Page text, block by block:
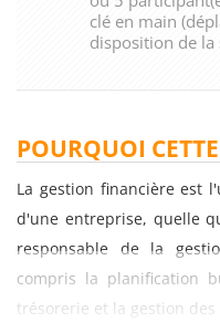
clé en main
disposition de la
POURQUOI
La gestion financière est
d'une entreprise, quelle
responsable de la
compris la planification
trésorerie et la gestion des